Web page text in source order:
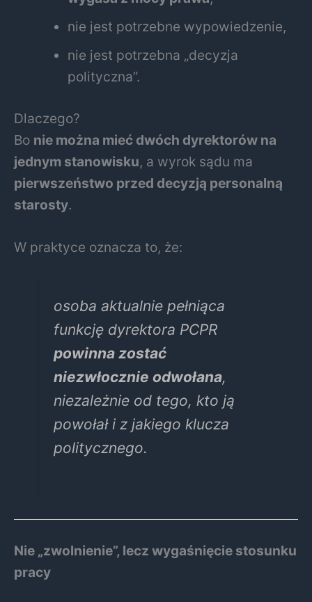
nie jest potrzebne wypowiedzenie,
nie jest potrzebna „decyzja
polityczna”.
Dlaczego?
Bo nie można mieć dwóch dyrektorów na
jednym stanowisku, a wyrok sądu ma
pierwszeństwo przed decyzją personalną
starosty.
W praktyce oznacza to, że:
osoba aktualnie pełniąca
funkcję dyrektora PCPR
powinna zostać
niezwłocznie odwołana,
niezależnie od tego, kto ją
powołał i z jakiego klucza
politycznego.
Nie „zwolnienie”, lecz wygaśnięcie stosunku
pracy